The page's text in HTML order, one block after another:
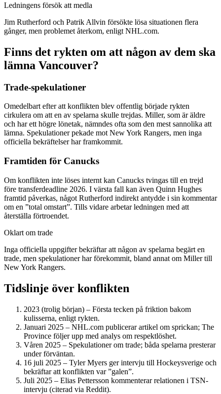
Ledningens försök att medla
Jim Rutherford och Patrik Allvin försökte lösa situationen flera
gånger, men problemet återkom, enligt NHL.com.
Finns det rykten om att någon av dem ska
lämna Vancouver?
Trade-spekulationer
Omedelbart efter att konflikten blev offentlig började rykten
cirkulera om att en av spelarna skulle trejdas. Miller, som är äldre
och har ett högre lönetak, nämndes ofta som den mest sannolika att
lämna. Spekulationer pekade mot New York Rangers, men inga
officiella bekräftelser har framkommit.
Framtiden för Canucks
Om konflikten inte löses internt kan Canucks tvingas till en trejd
före transferdeadline 2026. I värsta fall kan även Quinn Hughes
framtid påverkas, något Rutherford indirekt antydde i sin kommentar
om en ”total omstart”. Tills vidare arbetar ledningen med att
återställa förtroendet.
Oklart om trade
Inga officiella uppgifter bekräftar att någon av spelarna begärt en
trade, men spekulationer har förekommit, bland annat om Miller till
New York Rangers.
Tidslinje över konflikten
2023 (trolig början) – Första tecken på friktion bakom
kulisserna, enligt rykten.
Januari 2025 – NHL.com publicerar artikel om sprickan; The
Province följer upp med analys om respektlöshet.
Våren 2025 – Spekulationer om trade; båda spelarna presterar
under förväntan.
16 juli 2025 – Tyler Myers ger intervju till Hockeysverige och
bekräftar att konflikten var ”galen”.
Juli 2025 – Elias Pettersson kommenterar relationen i TSN-
intervju (citerad via Reddit).